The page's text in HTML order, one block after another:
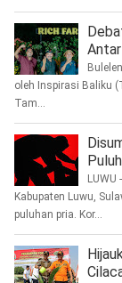
oleh Inspirasi Baliku
Tam...
Kabupaten Luwu,
puluhan pria. Kor...